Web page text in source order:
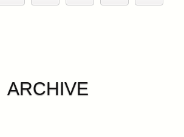
ARCHIVE